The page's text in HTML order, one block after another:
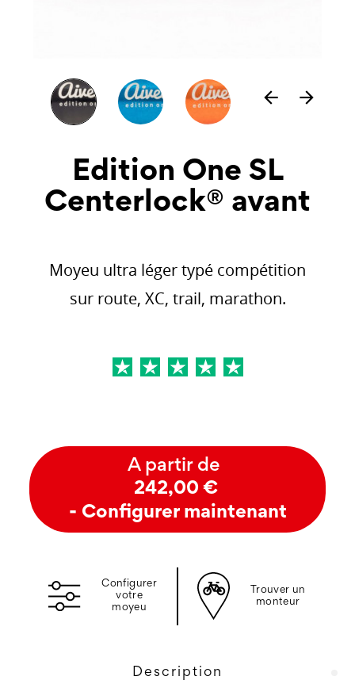
arrow_back arrow_forward
Edition One SL
Centerlock® avant
Moyeu ultra léger typé compétition
sur route, XC, trail, marathon.
A partir de
242,00 €
- Configurer maintenant
Configurer
votre
moyeu
Trouver un
monteur
Description